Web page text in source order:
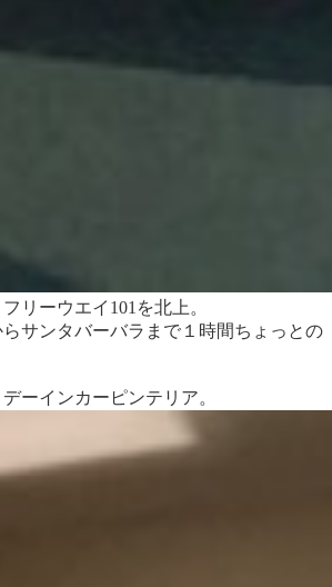
リーウエイ101を北上。
サンタバーバラまで１時間ちょっとの
ーインカーピンテリア。